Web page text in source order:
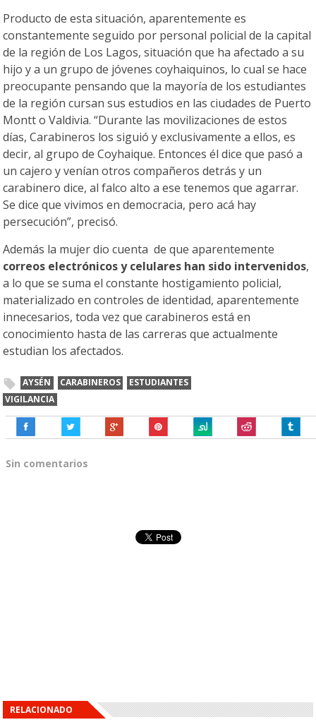
Producto de esta situación, aparentemente es
constantemente seguido por personal policial de la capital
de la región de Los Lagos, situación que ha afectado a su
hijo y a un grupo de jóvenes coyhaiquinos, lo cual se hace
preocupante pensando que la mayoría de los estudiantes
de la región cursan sus estudios en las ciudades de Puerto
Montt o Valdivia. “Durante las movilizaciones de estos
días, Carabineros los siguió y exclusivamente a ellos, es
decir, al grupo de Coyhaique. Entonces él dice que pasó a
un cajero y venían otros compañeros detrás y un
carabinero dice, al falco alto a ese tenemos que agarrar.
Se dice que vivimos en democracia, pero acá hay
persecución”, precisó.
Además la mujer dio cuenta de que aparentemente
correos electrónicos y celulares han sido intervenidos,
a lo que se suma el constante hostigamiento policial,
materializado en controles de identidad, aparentemente
innecesarios, toda vez que carabineros está en
conocimiento hasta de las carreras que actualmente
estudian los afectados.
AYSÉN CARABINEROS
ESTUDIANTES
VIGILANCIA
Sin comentarios
RELACIONADO